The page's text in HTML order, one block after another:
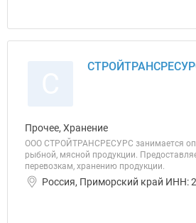
Прочее, Хранение
ООО СТРОЙТРАНСРЕСУРС занимается
рыбной, мясной продукции.
перевозкам, хранению продукции.
Россия, Приморский край ИНН: